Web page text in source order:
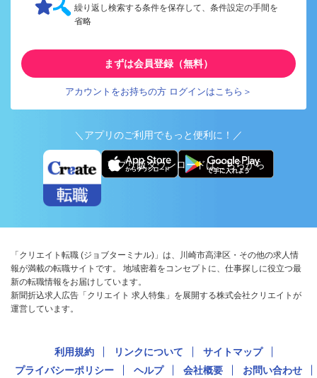
繰り返し検索する条件を保存して、条件設定の手間を
省略
まずは会員登録（無料）
アカウントをお持ちの方 ログインはこちら＞
＼アプリのご利用でもっと便利に！／
アプリ版ダウンロードはこちらから
「クリエイト転職 (ジョブターミナル)」は、川崎市高津区・その他の求人情
報が満載の転職サイトです。 地域密着をコンセプトに、仕事探しに役立つ最
新の転職情報をお届けしています。
新聞折込求人広告「クリエイト 求人特集」を展開する株式会社クリエイトが
運営しています。
利用規約 リンクについて
サイトマップ
プライバシーポリシー
ヘルプ 会社概要 お問い合わせ